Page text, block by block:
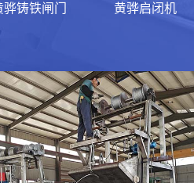
骅铸铁闸门 黄骅启闭机